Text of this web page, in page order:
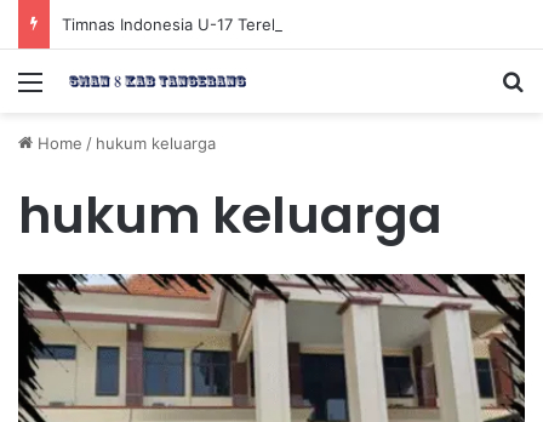
Menu
Home / hukum keluarga
hukum keluarga